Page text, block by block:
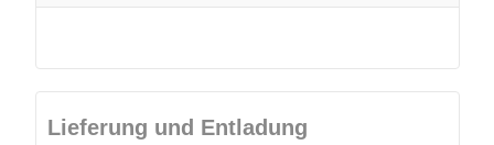
Lieferung und Entladung